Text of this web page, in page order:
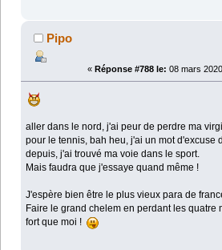
Pipo
« Réponse #788 le: 08 mars
aller dans le nord, j'ai peur de perdre ma
pour le tennis, bah heu, j'ai un mot d'excuse
depuis, j'ai trouvé ma voie dans le sport.
Mais faudra que j'essaye quand même !
J'espère bien être le plus vieux para de
Faire le grand chelem en perdant les quatre
fort que moi !